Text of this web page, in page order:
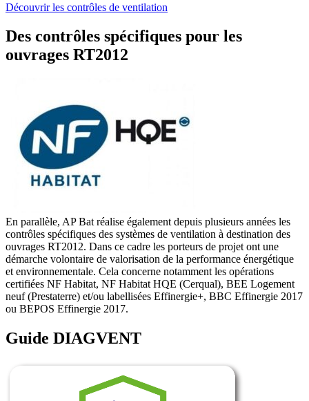
Découvrir les contrôles de ventilation
Des contrôles spécifiques pour les
ouvrages RT2012
En parallèle, AP Bat réalise également depuis plusieurs années les
contrôles spécifiques des systèmes de ventilation à destination des
ouvrages RT2012. Dans ce cadre les porteurs de projet ont une
démarche volontaire de valorisation de la performance énergétique
et environnementale. Cela concerne notamment les opérations
certifiées NF Habitat, NF Habitat HQE (Cerqual), BEE Logement
neuf (Prestaterre) et/ou labellisées Effinergie+, BBC Effinergie 2017
ou BEPOS Effinergie 2017.
Guide DIAGVENT